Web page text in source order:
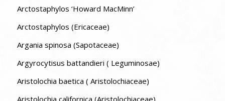
Arctostaphylos ‘Howard MacMinn’
Arctostaphylos (Ericaceae)
Argania spinosa (Sapotaceae)
Argyrocytisus battandieri ( Leguminosae)
Aristolochia baetica ( Aristolochiaceae)
Aristolochia californica (Aristolochiaceae)